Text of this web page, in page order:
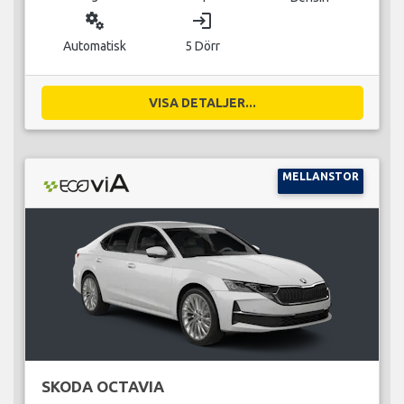
miscellaneous_services
Automatisk
login
5 Dörr
VISA DETALJER...
MELLANSTOR
SKODA OCTAVIA